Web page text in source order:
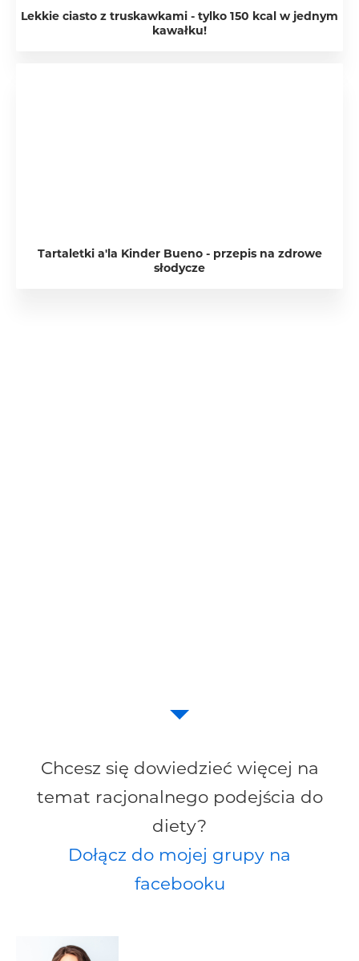
Lekkie ciasto z truskawkami - tylko 150 kcal w jednym
kawałku!
Tartaletki a'la Kinder Bueno - przepis na zdrowe
słodycze
Chcesz się dowiedzieć więcej na
temat racjonalnego podejścia do
diety?
Dołącz do mojej grupy na
facebooku